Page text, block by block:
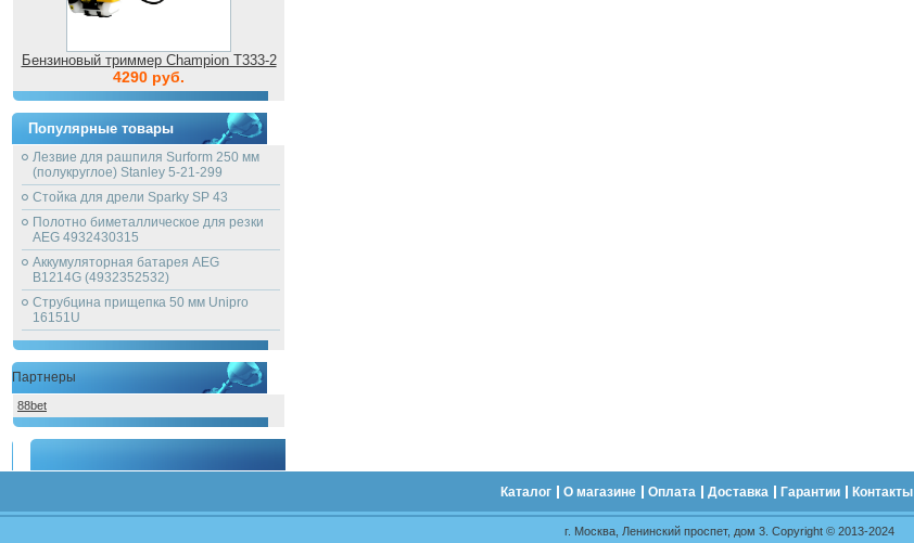
Бензиновый триммер Champion T333-2
4290 руб.
Популярные товары
Лезвие для рашпиля Surform 250 мм
(полукруглое) Stanley 5-21-299
Стойка для дрели Sparky SP 43
Полотно биметаллическое для резки
AEG 4932430315
Аккумуляторная батарея AEG
B1214G (4932352532)
Струбцина прищепка 50 мм Unipro
16151U
Партнеры
88bet
Каталог О магазине Оплата Доставка Гарантии Контакты
г. Москва, Ленинский проспет, дом 3. Copyright © 2013-2024